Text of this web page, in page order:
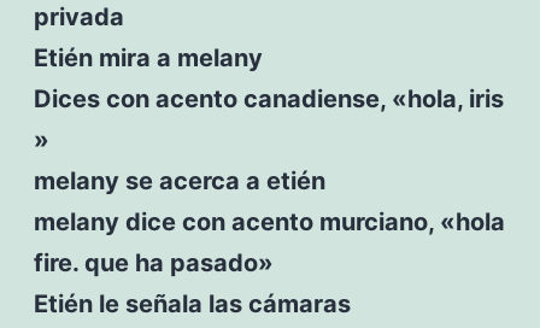
privada
Etién mira a melany
Dices con acento canadiense, «hola, iris
»
melany se acerca a etién
melany dice con acento murciano, «hola
fire. que ha pasado»
Etién le señala las cámaras